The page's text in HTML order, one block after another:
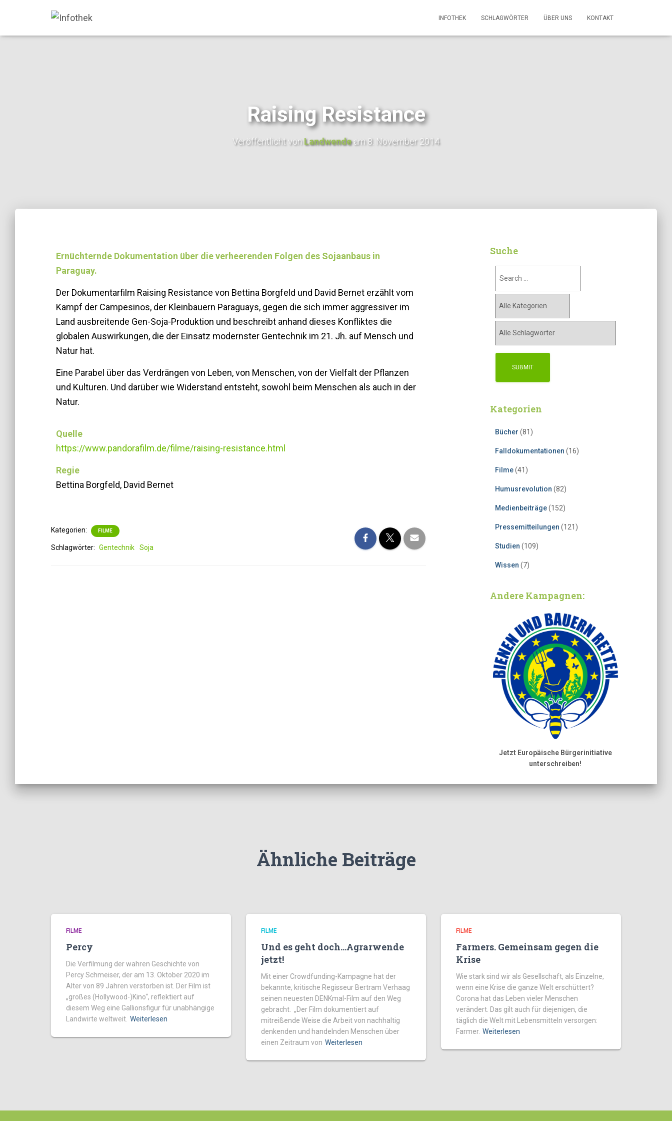
INFOTHEK SCHLAGWÖRTER ÜBER UNS KONTAKT
Raising Resistance
Veröffentlicht vonLandwendeam8. November 2014
Ernüchternde Dokumentation über die verheerenden Folgen des Sojaanbaus in
Paraguay.
Der Dokumentarfilm Raising Resistance von Bettina Borgfeld und David Bernet erzählt vom
Kampf der Campesinos, der Kleinbauern Paraguays, gegen die sich immer aggressiver im
Land ausbreitende Gen-Soja-Produktion und beschreibt anhand dieses Konfliktes die
globalen Auswirkungen, die der Einsatz modernster Gentechnik im 21. Jh. auf Mensch und
Natur hat.
Eine Parabel über das Verdrängen von Leben, von Menschen, von der Vielfalt der Pflanzen
und Kulturen. Und darüber wie Widerstand entsteht, sowohl beim Menschen als auch in der
Natur.
Quelle
https://www.pandorafilm.de/filme/raising-resistance.html
Regie
Bettina Borgfeld, David Bernet
Kategorien: FILME
Schlagwörter: Gentechnik Soja
Suche
Kategorien
Bücher (81)
Falldokumentationen (16)
Filme(41)
Humusrevolution (82)
Medienbeiträge(152)
Pressemitteilungen (121)
Studien (109)
Wissen (7)
Andere Kampagnen:
Jetzt Europäische Bürgerinitiative
unterschreiben!
Ähnliche Beiträge
FILME
Percy
Die Verfilmung der wahren Geschichte von
Percy Schmeiser, der am 13. Oktober 2020 im
Alter von 89 Jahren verstorben ist. Der Film ist
„großes (Hollywood-)Kino“, reflektiert auf
diesem Weg eine Gallionsfigur für unabhängige
Landwirte weltweit. Weiterlesen
FILME
Und es geht doch…Agrarwende
jetzt!
Mit einer Crowdfunding-Kampagne hat der
bekannte, kritische Regisseur Bertram Verhaag
seinen neuesten DENKmal-Film auf den Weg
gebracht. „Der Film dokumentiert auf
mitreißende Weise die Arbeit von nachhaltig
denkenden und handelnden Menschen über
einen Zeitraum von Weiterlesen
FILME
Farmers. Gemeinsam gegen die
Krise
Wie stark sind wir als Gesellschaft, als Einzelne,
wenn eine Krise die ganze Welt erschüttert?
Corona hat das Leben vieler Menschen
verändert. Das gilt auch für diejenigen, die
täglich die Welt mit Lebensmitteln versorgen:
Farmer. Weiterlesen